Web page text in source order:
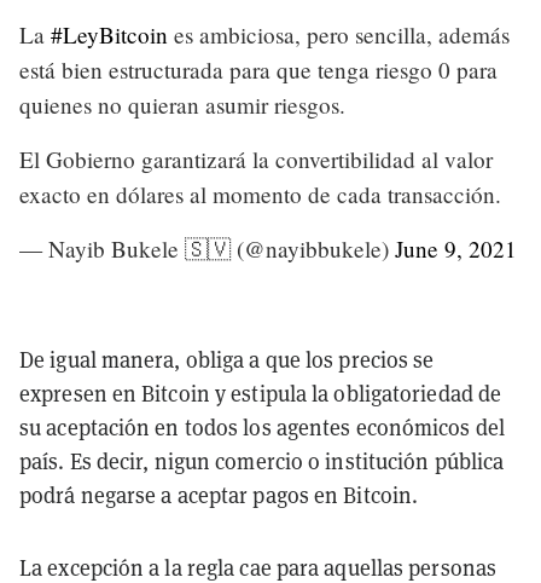
La #LeyBitcoin es ambiciosa, pero sencilla, además
está bien estructurada para que tenga riesgo 0 para
quienes no quieran asumir riesgos.
El Gobierno garantizará la convertibilidad al valor
exacto en dólares al momento de cada transacción.
— Nayib Bukele 🇸🇻 (@nayibbukele) June 9, 2021
De igual manera, obliga a que los precios se
expresen en Bitcoin y estipula la obligatoriedad de
su aceptación en todos los agentes económicos del
país. Es decir, nigun comercio o institución pública
podrá negarse a aceptar pagos en Bitcoin.
La excepción a la regla cae para aquellas personas